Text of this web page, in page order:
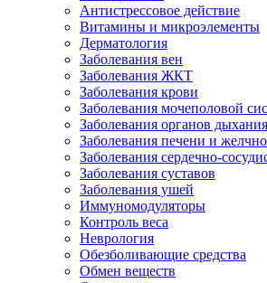
Антистрессовое действие
Витамины и микроэлементы
Дерматология
Заболевания вен
Заболевания ЖКТ
Заболевания крови
Заболевания мочеполовой
Заболевания органов дыхания
Заболевания печени и
Заболевания сердечно-
Заболевания суставов
Заболевания ушей
Иммуномодуляторы
Контроль веса
Неврология
Обезболивающие средства
Обмен веществ